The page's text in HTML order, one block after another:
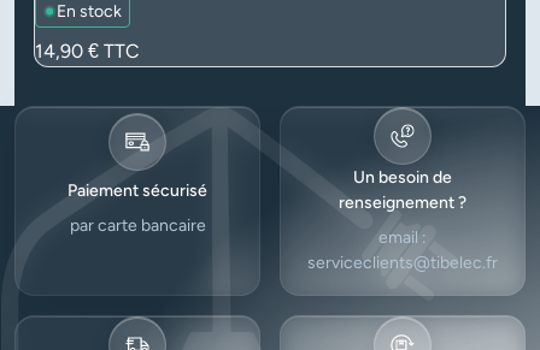
En stock
Prix
14,90 € TTC
Paiement sécurisé
par carte bancaire
Un besoin de
renseignement ?
email :
serviceclients@tibelec.fr